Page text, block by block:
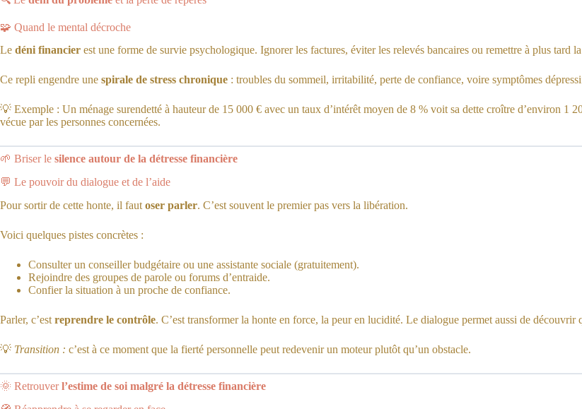
🧩 Quand le mental décroche
Le déni financier est une forme de survie psychologique. Ignorer les factures, éviter les relevés bancaires ou remettre à plus tard
Ce repli engendre une spirale de stress chronique : troubles du sommeil, irritabilité, perte de confiance, voire symptômes
💡 Exemple : Un ménage surendetté à hauteur de 15 000 € avec un taux d’intérêt moyen de 8 % voit sa dette croître d’environ 1
vécue par les personnes concernées.
🌱 Briser le silence autour de la détresse financière
💬 Le pouvoir du dialogue et de l’aide
Pour sortir de cette honte, il faut oser parler. C’est souvent le premier pas vers la libération.
Voici quelques pistes concrètes :
Consulter un conseiller budgétaire ou une assistante sociale (gratuitement).
Rejoindre des groupes de parole ou forums d’entraide.
Confier la situation à un proche de confiance.
Parler, c’est reprendre le contrôle. C’est transformer la honte en force, la peur en lucidité. Le dialogue permet aussi de découvrir
💡 Transition : c’est à ce moment que la fierté personnelle peut redevenir un moteur plutôt qu’un obstacle.
🌞 Retrouverl’estime de soi malgré la détresse financière